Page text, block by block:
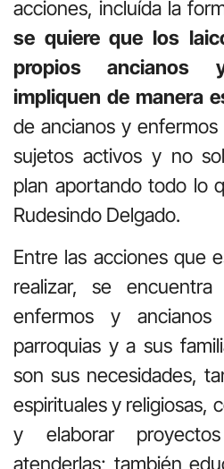
acciones, incluída la
se quiere que los
propios ancianos
impliquen de manera
de ancianos y
sujetos activos y no
plan aportando todo lo
Rudesindo Delgado.
Entre las acciones que
realizar, se
enfermos y
parroquias y a sus
son sus necesidades,
espirituales y religiosas,
y elaborar
atenderlas; también